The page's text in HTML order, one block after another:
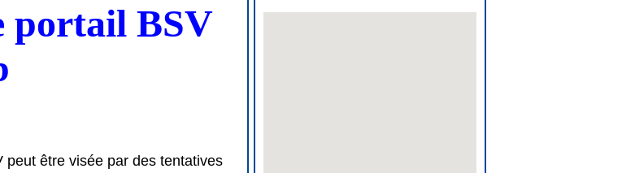
portail BSV
être visée par des tentatives